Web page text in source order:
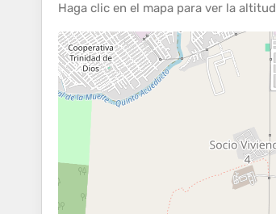
Haga clic en el mapa para ver la altitud